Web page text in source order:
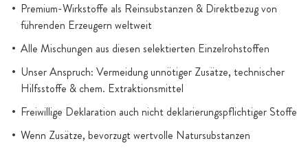
Premium-Wirkstoffe als Reinsubstanzen & Direktbezug von
führenden Erzeugern weltweit
Alle Mischungen aus diesen selektierten Einzelrohstoffen
Unser Anspruch: Vermeidung unnötiger Zusätze, technischer
Hilfsstoffe & chem. Extraktionsmittel
Freiwillige Deklaration auch nicht deklarierungspflichtiger Stoffe
Wenn Zusätze, bevorzugt wertvolle Natursubstanzen